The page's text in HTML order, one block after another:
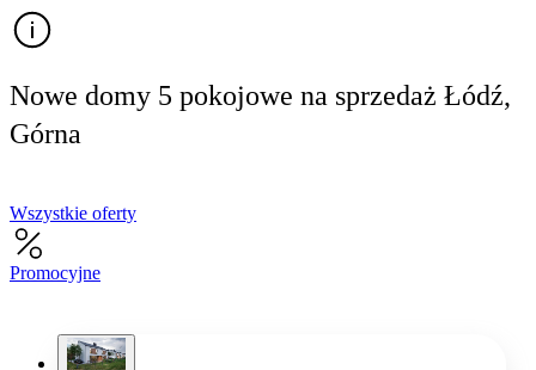
Nowe domy 5 pokojowe na sprzedaż Łódź,
Górna
Wszystkie oferty
Promocyjne